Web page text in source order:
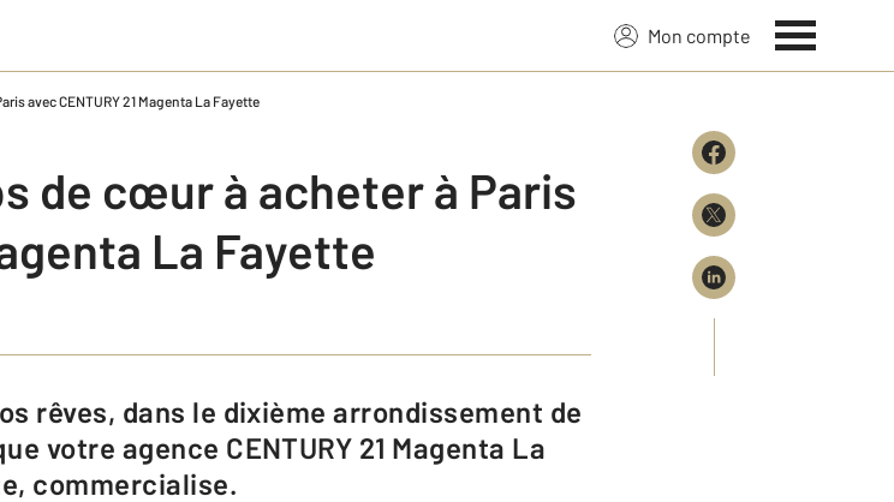
Mon compte
avec CENTURY 21 Magenta La Fayette
de cœur à acheter à Paris
La Fayette
votre agence CENTURY 21 Magenta La
commercialise.